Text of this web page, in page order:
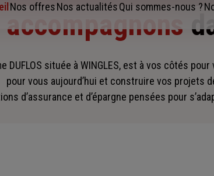
Nos offresNos actualitésQui sommes-nous ?
DUFLOS située à WINGLES, est à vos côtés
pour vous aujourd’hui et construire vos projets
d’assurance et d’épargne pensées pour